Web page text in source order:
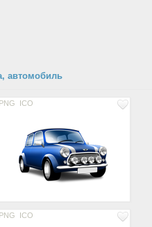
автомобиль
PNG ICO
PNG ICO